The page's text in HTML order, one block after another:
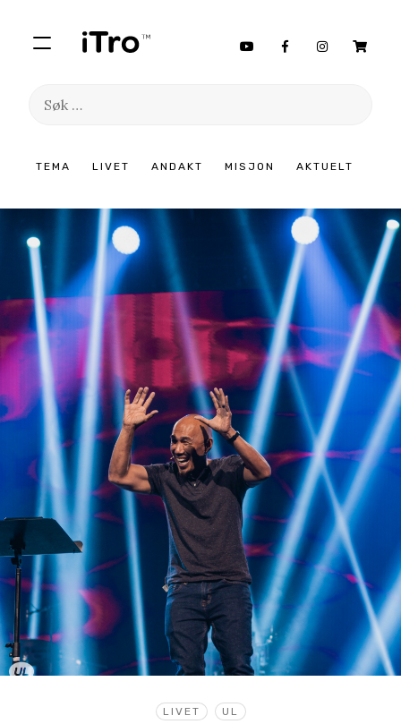
TEMA LIVET ANDAKT MISJON AKTUELT
Søk
innhold
LIVET UL